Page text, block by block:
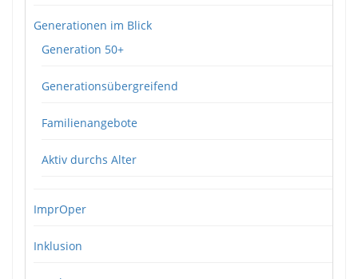
Generationen im Blick
Generation 50+
Generationsübergreifend
Familienangebote
Aktiv durchs Alter
ImprOper
Inklusion